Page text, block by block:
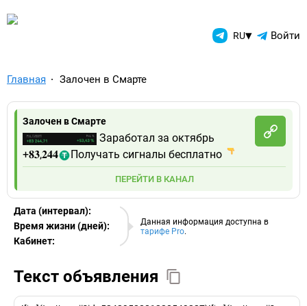
TelegramAds.com — RU▾ Войти
Главная Залочен в Смарте
Залочен в Смарте
Заработал за октябрь
+𝟖𝟑,𝟐𝟒𝟒
Получать сигналы бесплатно
ПЕРЕЙТИ В КАНАЛ
Данная информация доступна в
тарифе Pro.
Дата (интервал):
06.08.2026
Время жизни (дней):
Кабинет:
EURO
Текст объявления